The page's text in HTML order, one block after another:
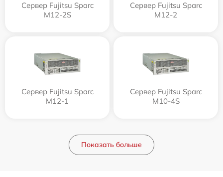
Сервер Fujitsu Sparc
M12-2S
Сервер Fujitsu Sparc
M12-2
Сервер Fujitsu Sparc
M12-1
Сервер Fujitsu Sparc
M10-4S
Показать больше